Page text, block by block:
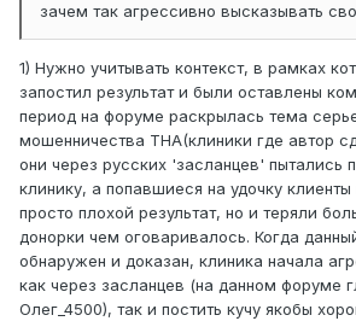
зачем так агрессивно высказывать
1) Нужно учитывать контекст, в рамках
запостил результат и были оставлены
период на форуме раскрылась тема
мошенничества THA(клиники где автор
они через русских 'засланцев' пытались
клинику, а попавшиеся на удочку клиенты
просто плохой результат, но и теряли
донорки чем оговаривалось. Когда
обнаружен и доказан, клиника начала
как через засланцев (на данном форуме
Олег_4500), так и постить кучу якобы